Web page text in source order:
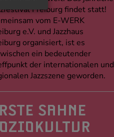
Freiburg findet statt!
vom E-WERK
e.V. und Jazzhaus
organisiert, ist es
ein bedeutender
der internationalen und
Jazzszene geworden.
SAHNE